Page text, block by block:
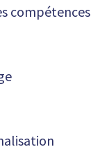
compétences